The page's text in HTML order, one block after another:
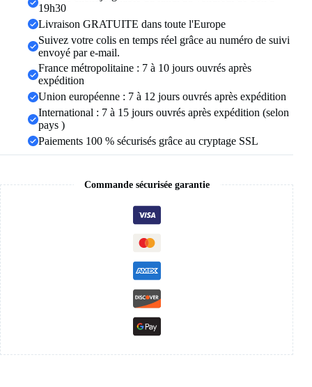
mariage,
ensembles
Couple
19h30
Livraison GRATUITE dans toute l'Europe
Suivez votre colis en temps réel grâce au numéro de suivi
envoyé par e-mail.
France métropolitaine : 7 à 10 jours ouvrés après
expédition
Union européenne : 7 à 12 jours ouvrés après expédition
International : 7 à 15 jours ouvrés après expédition (selon
pays )
Paiements 100 % sécurisés grâce au cryptage SSL
Commande sécurisée garantie